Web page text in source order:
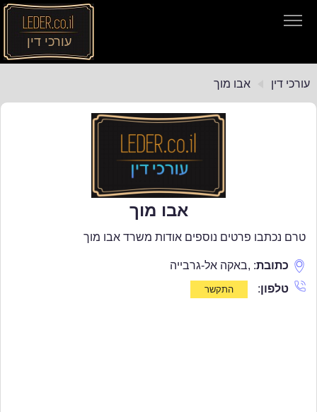
עורכי דין
עורכי דין
עורכי דין אבו מוך
אבו מוך
טרם נכתבו פרטים נוספים אודות משרד אבו מוך
כתובת:
,באקה אל-גרבייה
טלפון: